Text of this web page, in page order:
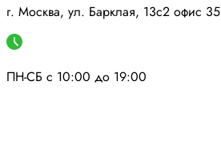
г. Москва, ул. Барклая, 13с2 офис 35
ПН-СБ с 10:00 до 19:00